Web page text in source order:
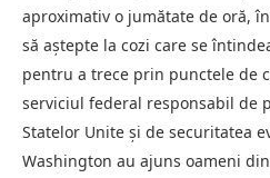
aproximativ o jumătate de oră,
să aștepte la cozi care se
pentru a trece prin punctele de
serviciul federal responsabil de
Statelor Unite și de securitatea
Washington au ajuns oameni